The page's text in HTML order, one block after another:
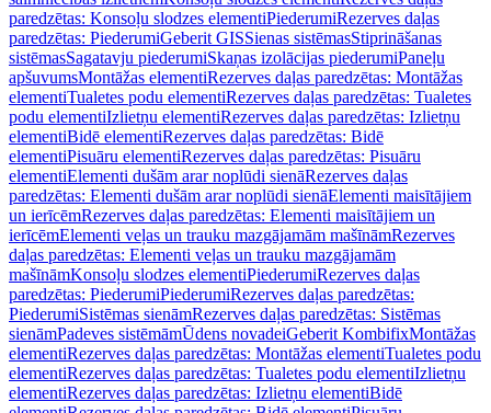
paredzētas: Konsoļu slodzes elementiPiederumiRezerves daļas
paredzētas: PiederumiGeberit GISSienas sistēmasStiprināšanas
sistēmasSagatavju piederumiSkaņas izolācijas piederumiPaneļu
apšuvumsMontāžas elementiRezerves daļas paredzētas: Montāžas
elementiTualetes podu elementiRezerves daļas paredzētas: Tualetes
podu elementiIzlietņu elementiRezerves daļas paredzētas: Izlietņu
elementiBidē elementiRezerves daļas paredzētas: Bidē
elementiPisuāru elementiRezerves daļas paredzētas: Pisuāru
elementiElementi dušām arar noplūdi sienāRezerves daļas
paredzētas: Elementi dušām arar noplūdi sienāElementi maisītājiem
un ierīcēmRezerves daļas paredzētas: Elementi maisītājiem un
ierīcēmElementi veļas un trauku mazgājamām mašīnāmRezerves
daļas paredzētas: Elementi veļas un trauku mazgājamām
mašīnāmKonsoļu slodzes elementiPiederumiRezerves daļas
paredzētas: PiederumiPiederumiRezerves daļas paredzētas:
PiederumiSistēmas sienāmRezerves daļas paredzētas: Sistēmas
sienāmPadeves sistēmāmŪdens novadeiGeberit KombifixMontāžas
elementiRezerves daļas paredzētas: Montāžas elementiTualetes podu
elementiRezerves daļas paredzētas: Tualetes podu elementiIzlietņu
elementiRezerves daļas paredzētas: Izlietņu elementiBidē